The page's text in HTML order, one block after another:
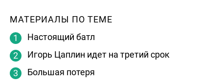
МАТЕРИАЛЫ ПО ТЕМЕ
Настоящий батл
Игорь Цаплин идет на третий срок
Большая потеря